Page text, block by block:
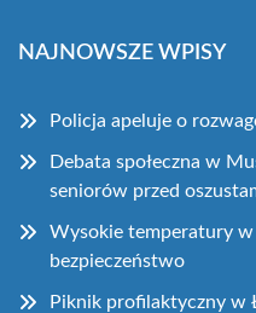
NAJNOWSZE WPISY
Policja apeluje o
Debata społeczna w
seniorów przed
Wysokie temperatury
bezpieczeństwo
Piknik profilaktyczny w